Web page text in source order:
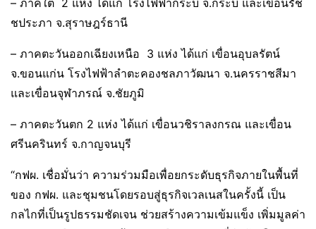
ชประภา จ.สุราษฎร์ธานี
– ภาคตะวันออกเฉียงเหนือ 3 แห่ง ได้แก่ เขื่อนอุบลรัตน์
จ.ขอนแก่น โรงไฟฟ้าลำตะคองชลภาวัฒนา จ.นครราชสีมา
และเขื่อนจุฬาภรณ์ จ.ชัยภูมิ
– ภาคตะวันตก 2 แห่ง ได้แก่ เขื่อนวชิราลงกรณ และเขื่อน
ศรีนครินทร์ จ.กาญจนบุรี
“กฟผ. เชื่อมั่นว่า ความร่วมมือเพื่อยกระดับธุรกิจภายในพื้นที่
ของ กฟผ. และชุมชนโดยรอบสู่ธุรกิจเวลเนสในครั้งนี้ เป็น
กลไกที่เป็นรูปธรรมชัดเจน ช่วยสร้างความเข้มแข็ง เพิ่มมูลค่า